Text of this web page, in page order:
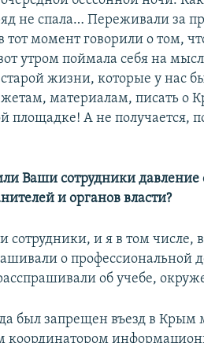
не спала… Переживали за
момент говорили о том,
утром поймала себя на
жизни, которые у нас
материалам, писать о
площадке! А не получается,
Ваши сотрудники давление
и органов власти?
сотрудники, и я в том
о профессиональной
об учебе,
был запрещен въезд в Крым
координатором